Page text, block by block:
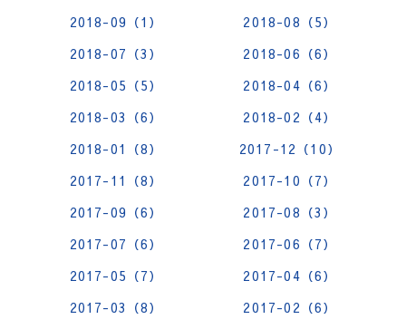
2018-09（1）
2018-08（5）
2018-07（3）
2018-06（6）
2018-05（5）
2018-04（6）
2018-03（6）
2018-02（4）
2018-01（8）
2017-12（10）
2017-11（8）
2017-10（7）
2017-09（6）
2017-08（3）
2017-07（6）
2017-06（7）
2017-05（7）
2017-04（6）
2017-03（8）
2017-02（6）